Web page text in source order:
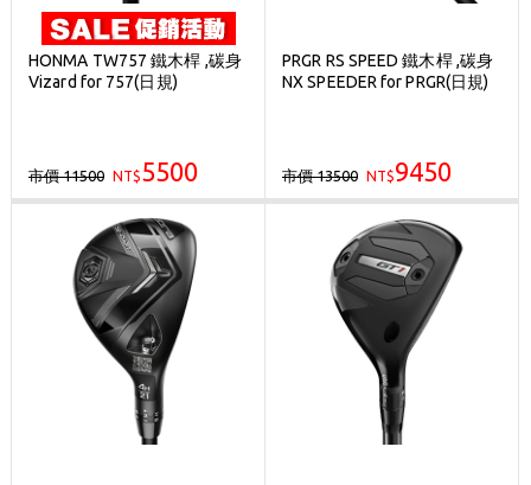
HONMA TW757 鐵木桿 ,碳身
Vizard for 757(日規)
市價 11500 NT$5500
PRGR RS SPEED 鐵木桿 ,碳身
NX SPEEDER for PRGR(日規)
市價 13500 NT$9450